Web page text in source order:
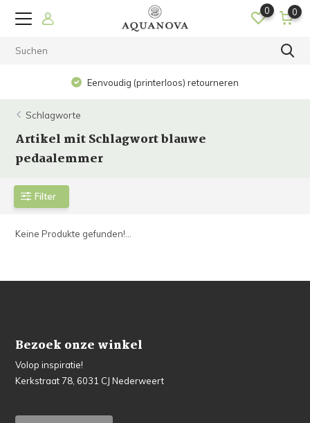
0 0
Eenvoudig (printerloos) retourneren
Schlagworte
Artikel mit Schlagwort blauwe
pedaalemmer
Filter
Keine Produkte gefunden!...
Bezoek onze winkel
Volop inspiratie!
Kerkstraat 78, 6031 CJ Nederweert